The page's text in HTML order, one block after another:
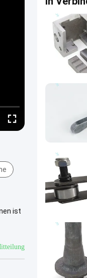
Fullscreen
ist